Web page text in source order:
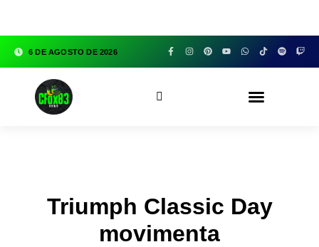
6 DE AGOSTO DE 2026
Triumph Classic Day
movimenta